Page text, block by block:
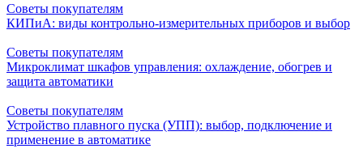
Советы покупателям
КИПиА: виды контрольно-измерительных приборов и выбор
Советы покупателям
Микроклимат шкафов управления: охлаждение, обогрев и
защита автоматики
Советы покупателям
Устройство плавного пуска (УПП): выбор, подключение и
применение в автоматике